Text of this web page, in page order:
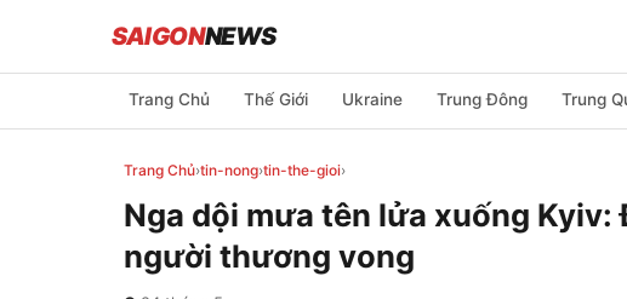
SAIGONNEWS
Trang Chủ Thế Giới Ukraine Trung Đông Trung
Trang Chủ›tin-nong›tin-the-gioi›
Nga dội mưa tên lửa xuống
người thương vong